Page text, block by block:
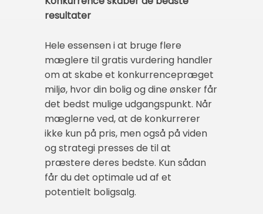
resultater
Hele essensen i at bruge flere
mæglere til gratis vurdering handler
om at skabe et konkurrencepræget
miljø, hvor din bolig og dine ønsker får
det bedst mulige udgangspunkt. Når
mæglerne ved, at de konkurrerer
ikke kun på pris, men også på viden
og strategi presses de til at
præstere deres bedste. Kun sådan
får du det optimale ud af et
potentielt boligsalg.